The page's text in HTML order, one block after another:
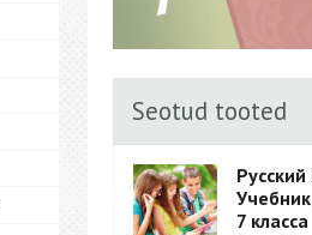
Seotud tooted
Русский
7 класса